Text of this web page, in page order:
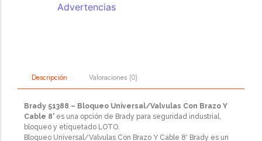
Advertencias
Descripción Valoraciones (0)
Brady 51388 – Bloqueo Universal/Valvulas Con Brazo Y
Cable 8' es una opción de Brady para seguridad industrial,
bloqueo y etiquetado LOTO.
Bloqueo Universal/Valvulas Con Brazo Y Cable 8' Brady es un